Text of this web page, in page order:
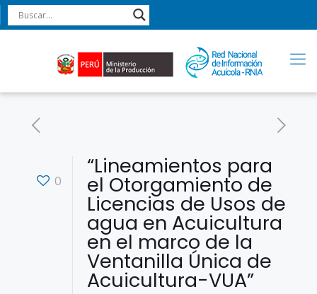
0
“Lineamientos para
el Otorgamiento de
Licencias de Usos de
agua en Acuicultura
en el marco de la
Ventanilla Única de
Acuicultura-VUA”